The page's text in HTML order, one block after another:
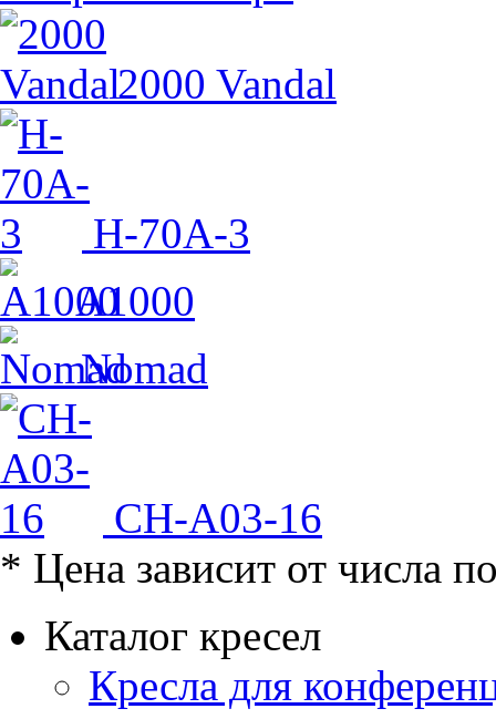
2000 Vandal
H-70A-3
A1000
Nomad
CH-A03-16
* Цена зависит от числа
Каталог кресел
Кресла для